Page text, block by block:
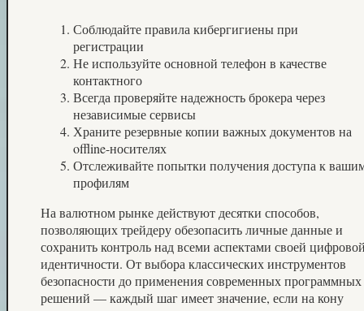
Соблюдайте правила кибергигиены при
регистрации
Не используйте основной телефон в качестве
контактного
Всегда проверяйте надежность брокера через
независимые сервисы
Храните резервные копии важных документов на
offline-носителях
Отслеживайте попытки получения доступа к
профилям
На валютном рынке действуют десятки способов,
позволяющих трейдеру обезопасить личные данные и
сохранить контроль над всеми аспектами своей
идентичности. От выбора классических инструментов
безопасности до применения современных программных
решений — каждый шаг имеет значение, если на кону